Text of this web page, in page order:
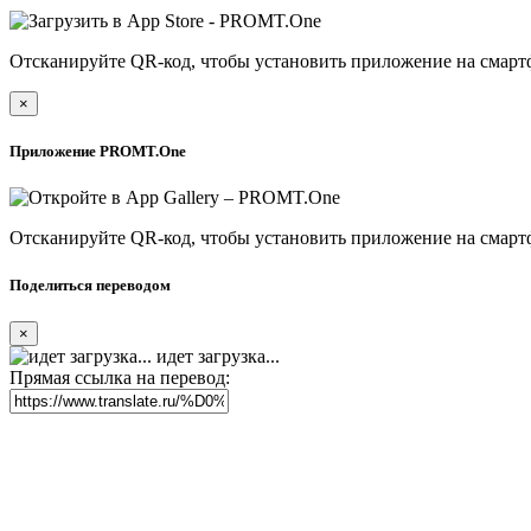
Отсканируйте QR-код, чтобы установить приложение на
×
Приложение PROMT.One
Отсканируйте QR-код, чтобы установить приложение на
Поделиться переводом
×
идет загрузка...
Прямая ссылка на перевод: